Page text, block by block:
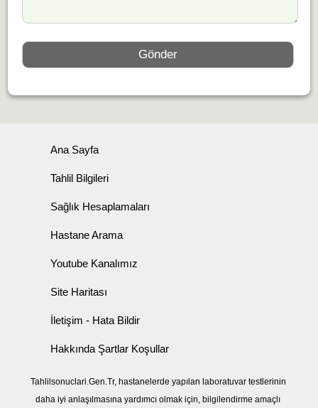
Ana Sayfa
Tahlil Bilgileri
Sağlık Hesaplamaları
Hastane Arama
Youtube Kanalımız
Site Haritası
İletişim - Hata Bildir
Hakkında Şartlar Koşullar
Tahlilsonuclari.Gen.Tr, hastanelerde yapılan laboratuvar testlerinin
daha iyi anlaşılmasına yardımcı olmak için, bilgilendirme amaçlı